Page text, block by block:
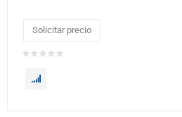
Solicitar precio